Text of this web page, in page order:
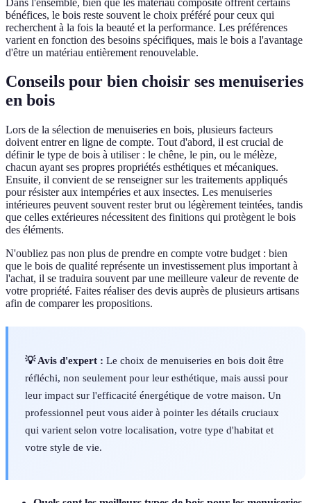
bénéfices, le bois reste souvent le choix préféré pour ceux qui
recherchent à la fois la beauté et la performance. Les préférences
varient en fonction des besoins spécifiques, mais le bois a l'avantage
d'être un matériau entièrement renouvelable.
Conseils pour bien choisir ses menuiseries
en bois
Lors de la sélection de menuiseries en bois, plusieurs facteurs
doivent entrer en ligne de compte. Tout d'abord, il est crucial de
définir le type de bois à utiliser : le chêne, le pin, ou le mélèze,
chacun ayant ses propres propriétés esthétiques et mécaniques.
Ensuite, il convient de se renseigner sur les traitements appliqués
pour résister aux intempéries et aux insectes. Les menuiseries
intérieures peuvent souvent rester brut ou légèrement teintées, tandis
que celles extérieures nécessitent des finitions qui protègent le bois
des éléments.
N'oubliez pas non plus de prendre en compte votre budget : bien
que le bois de qualité représente un investissement plus important à
l'achat, il se traduira souvent par une meilleure valeur de revente de
votre propriété. Faites réaliser des devis auprès de plusieurs artisans
afin de comparer les propositions.
💡 Avis d'expert : Le choix de menuiseries en bois doit être
réfléchi, non seulement pour leur esthétique, mais aussi pour
leur impact sur l'efficacité énergétique de votre maison. Un
professionnel peut vous aider à pointer les détails cruciaux
qui varient selon votre localisation, votre type d'habitat et
votre style de vie.